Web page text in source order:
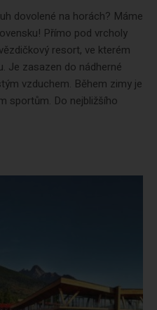
dovolené na horách? Máme
Přímo pod vrcholy
resort, ve kterém
Je zasazen do nádherné
vzduchem. Během zimy je
sportům. Do nejbližšího